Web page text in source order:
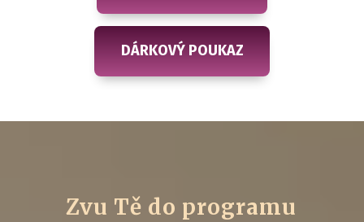
DÁRKOVÝ POUKAZ
Zvu Tě do programu